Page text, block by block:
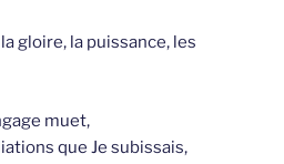
gloire, la puissance, les
muet,
que Je subissais,